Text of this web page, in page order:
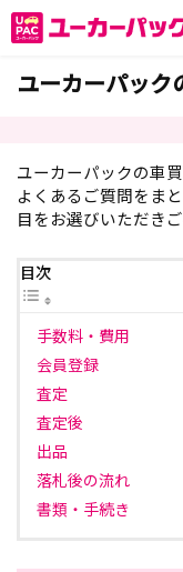
ユーカーパック
ユーカーパックの車
よくあるご質問をま
目をお選びいただき
目次
手数料・費用
会員登録
査定
査定後
出品
落札後の流れ
書類・手続き